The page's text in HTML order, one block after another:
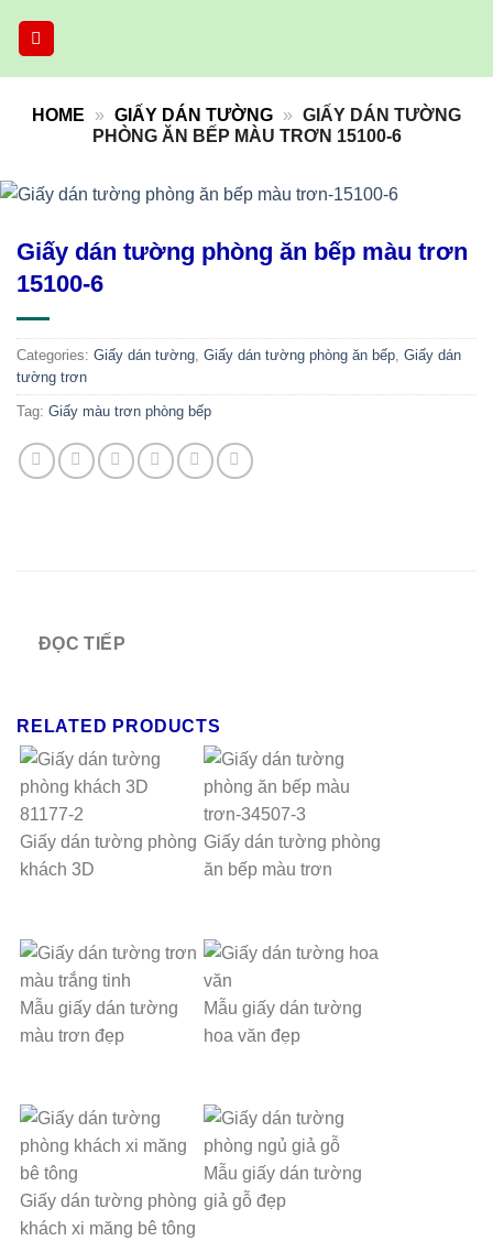
HOME » GIẤY DÁN TƯỜNG » GIẤY DÁN TƯỜNG
PHÒNG ĂN BẾP MÀU TRƠN 15100-6
Giấy dán tường phòng ăn bếp màu trơn
15100-6
Categories: Giấy dán tường, Giấy dán tường phòng ăn bếp, Giấy dán
tường trơn
Tag: Giấy màu trơn phòng bếp
ĐỌC TIẾP
RELATED PRODUCTS
Giấy dán tường phòng
khách 3D
Giấy dán tường phòng
ăn bếp màu trơn
Mẫu giấy dán tường
màu trơn đẹp
Mẫu giấy dán tường
hoa văn đẹp
Giấy dán tường phòng
khách xi măng bê tông
Mẫu giấy dán tường
giả gỗ đẹp